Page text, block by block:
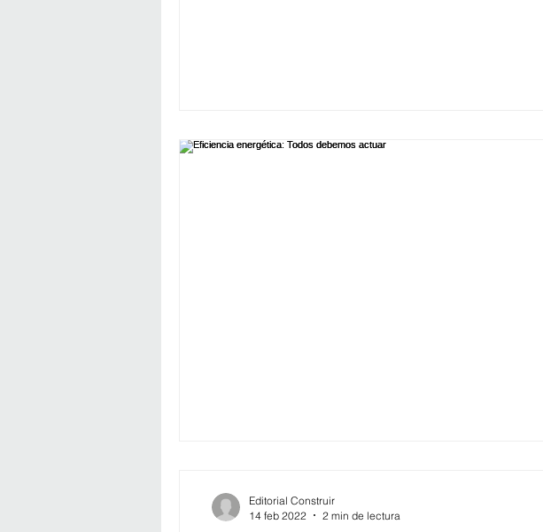
Editorial Construir
14 feb 2022
2 min de lectura